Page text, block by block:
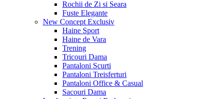
Rochii de Zi si Seara
Fuste Elegante
New Concept Exclusiv
Haine Sport
Haine de Vara
Trening
Tricouri Dama
Pantaloni Scurti
Pantaloni Treisferturi
Pantaloni Office & Casual
Sacouri Dama